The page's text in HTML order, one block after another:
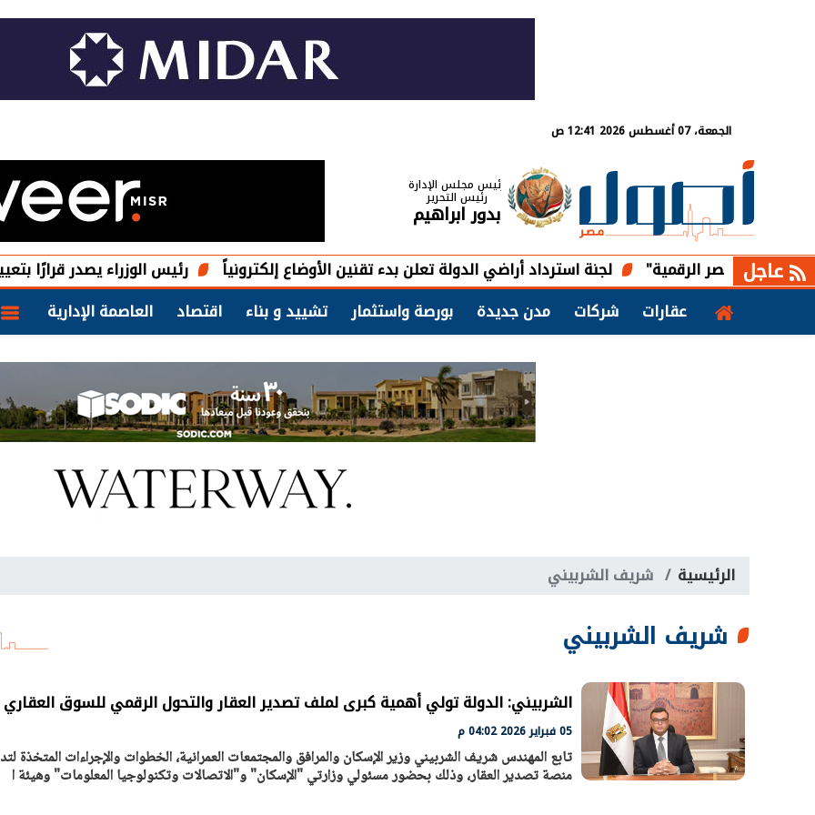
الجمعة، 07 أغسطس 2026 12:41 ص
رئيس مجلس الإدارة
رئيس التحرير
بدور ابراهيم
عاجل رئيس الوزراء يصدر قرارًا بتعيين أحمد لجنة استرداد أراضي الدولة تعلن بدء تقنين الأوضاع إلكترونياً
مصر الرقمية"
عقارات
شركات مدن جديدة بورصة واستثمار تشييد و بناء اقتصاد العاصمة الإدارية
الرئيسية شريف الشربيني
شريف الشربيني
الشربيني: الدولة تولي أهمية كبرى لملف تصدير العقار والتحول الرقمي للسوق العقاري
05 فبراير 2026 04:02 م
تابع المهندس شريف الشربيني وزير الإسكان والمرافق والمجتمعات العمرانية، الخطوات والإجراءات المتخذة
منصة تصدير العقار، وذلك بحضور مسئولي وزارتي "الإسكان" و"الاتصالات وتكنولوجيا المعلومات" وهيئة ا